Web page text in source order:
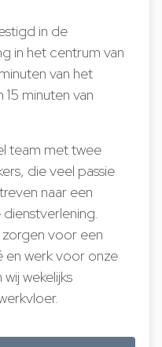
in de
in het centrum van
van het
minuten van
team met twee
die veel passie
naar een
voor een
en werk voor onze
wekelijks